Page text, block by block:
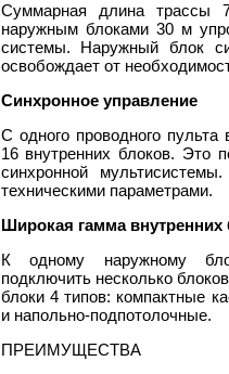
Суммарная длина трассы
наружным блоками 30 м
системы. Наружный блок
освобождает от
Синхронное управление
С одного проводного
16 внутренних блоков. Это
синхронной
техническими параметрами.
Широкая гамма внутренних
К одному наружному
подключить несколько
блоки 4 типов: компактные
и напольно-подпотолочные.
ПРЕИМУЩЕСТВА